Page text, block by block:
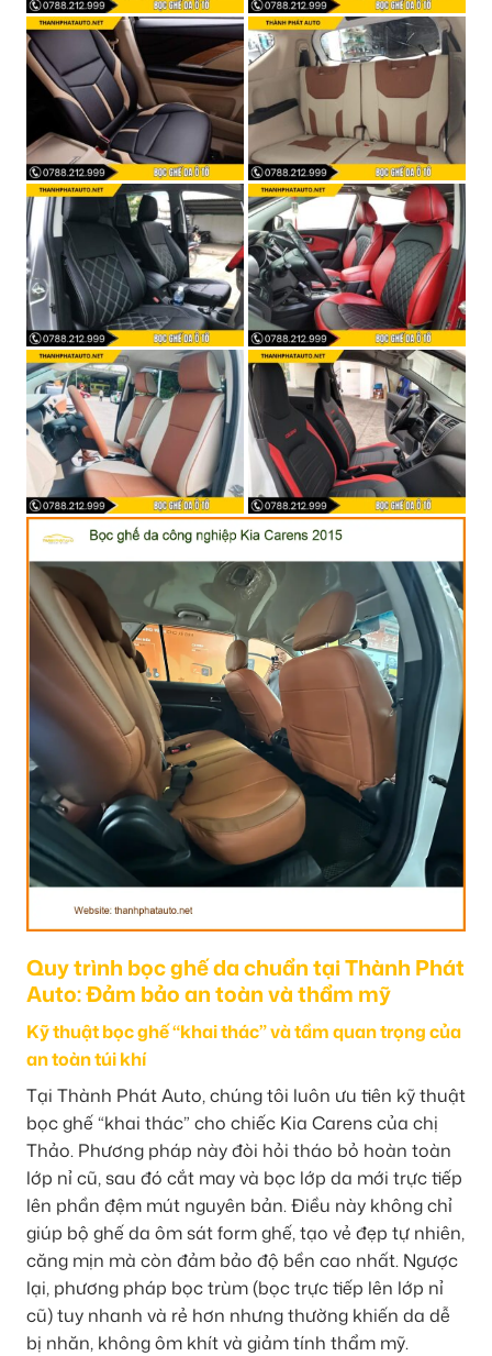
Quy trình bọc ghế da chuẩn tại Thành Phát
Auto: Đảm bảo an toàn và thẩm mỹ
Kỹ thuật bọc ghế “khai thác” và tầm quan trọng của
an toàn túi khí
Tại Thành Phát Auto, chúng tôi luôn ưu tiên kỹ thuật
bọc ghế “khai thác” cho chiếc Kia Carens của chị
Thảo. Phương pháp này đòi hỏi tháo bỏ hoàn toàn
lớp nỉ cũ, sau đó cắt may và bọc lớp da mới trực tiếp
lên phần đệm mút nguyên bản. Điều này không chỉ
giúp bộ ghế da ôm sát form ghế, tạo vẻ đẹp tự nhiên,
căng mịn mà còn đảm bảo độ bền cao nhất. Ngược
lại, phương pháp bọc trùm (bọc trực tiếp lên lớp nỉ
cũ) tuy nhanh và rẻ hơn nhưng thường khiến da dễ
bị nhăn, không ôm khít và giảm tính thẩm mỹ.